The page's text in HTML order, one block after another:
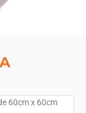
60cm x 60cm